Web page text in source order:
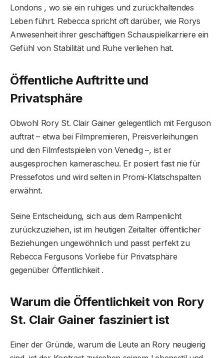
Londons , wo sie ein ruhiges und zurückhaltendes
Leben führt. Rebecca spricht oft darüber, wie Rorys
Anwesenheit ihrer geschäftigen Schauspielkarriere ein
Gefühl von Stabilität und Ruhe verliehen hat.
Öffentliche Auftritte und
Privatsphäre
Obwohl Rory St. Clair Gainer gelegentlich mit Ferguson
auftrat – etwa bei Filmpremieren, Preisverleihungen
und den Filmfestspielen von Venedig –, ist er
ausgesprochen kamerascheu. Er posiert fast nie für
Pressefotos und wird selten in Promi-Klatschspalten
erwähnt.
Seine Entscheidung, sich aus dem Rampenlicht
zurückzuziehen, ist im heutigen Zeitalter öffentlicher
Beziehungen ungewöhnlich und passt perfekt zu
Rebecca Fergusons Vorliebe für Privatsphäre
gegenüber Öffentlichkeit .
Warum die Öffentlichkeit von Rory
St. Clair Gainer fasziniert ist
Einer der Gründe, warum die Leute an Rory neugierig